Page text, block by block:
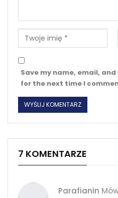
Save my name, email,
for the next time I
7 KOMENTARZE
Parafianin